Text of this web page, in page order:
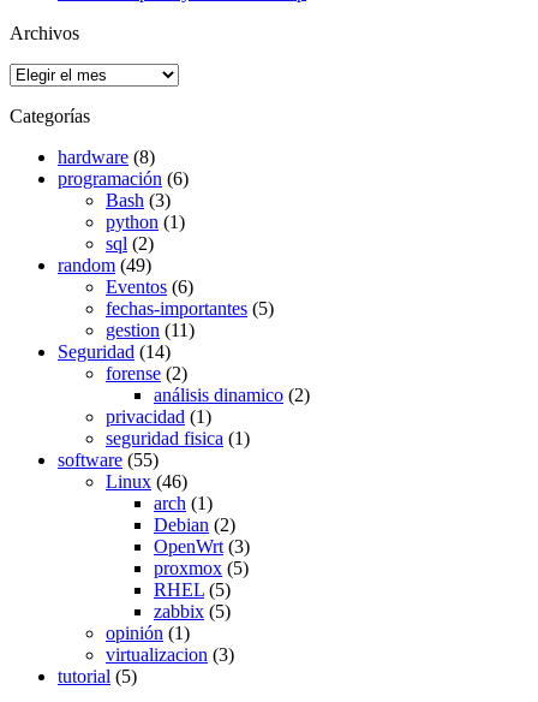
Archivos
Archivos
Categorías
hardware (8)
programación (6)
Bash (3)
python (1)
sql (2)
random (49)
Eventos (6)
fechas-importantes (5)
gestion (11)
Seguridad (14)
forense (2)
análisis dinamico (2)
privacidad (1)
seguridad fisica (1)
software (55)
Linux (46)
arch (1)
Debian (2)
OpenWrt (3)
proxmox (5)
RHEL (5)
zabbix (5)
opinión (1)
virtualizacion (3)
tutorial (5)